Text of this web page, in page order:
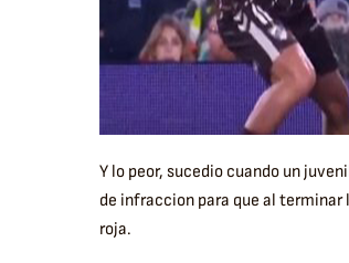
Y lo peor, sucedio cuando un
de infraccion para que al
roja.